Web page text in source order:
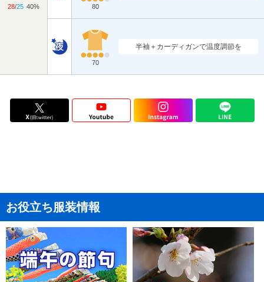
28/25 40% 80
70
半袖＋カーディガンで温度調節を
お役立ち服装情報